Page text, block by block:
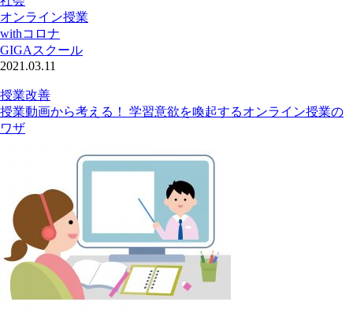
オンライン授業
withコロナ
GIGAスクール
2021.03.11
授業改善
授業動画から考える！ 学習意欲を喚起するオンライン授業の
ワザ